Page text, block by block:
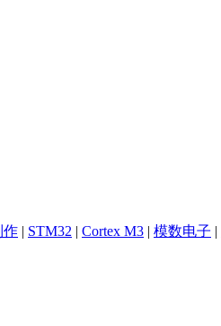
作 | STM32 | Cortex M3 | 模数电子 |